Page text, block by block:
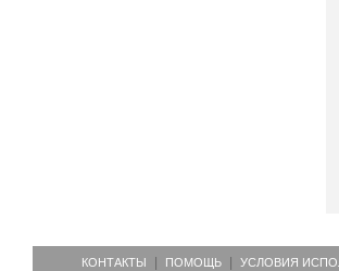
КОНТАКТЫ ПОМОЩЬ УСЛОВИЯ